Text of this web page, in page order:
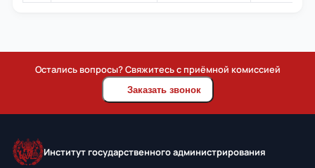
Остались вопросы? Свяжитесь с приёмной комиссией
Заказать звонок
Институт государственного администрирования